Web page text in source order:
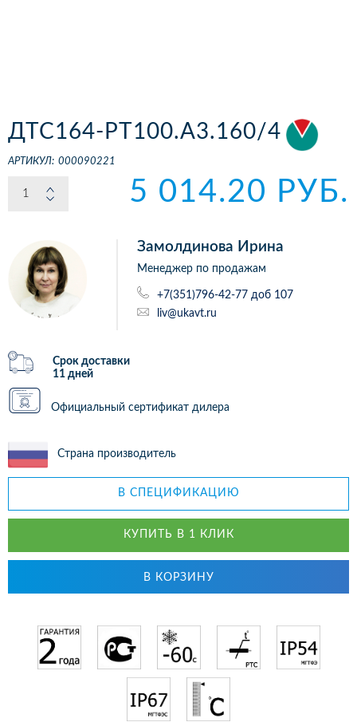
ДТС164-РТ100.А3.160/4
АРТИКУЛ: 000090221
5 014.20 РУБ.
Замолдинова Ирина
Менеджер по продажам
+7(351)796-42-77 доб 107
liv@ukavt.ru
Срок доставки
11 дней
Официальный сертификат дилера
Страна производитель
В СПЕЦИФИКАЦИЮ
КУПИТЬ В 1 КЛИК
В КОРЗИНУ